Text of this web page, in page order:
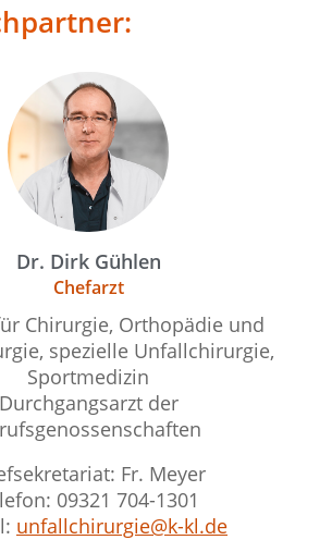
Dr. Dirk Gühlen
Chefarzt
Chirurgie, Orthopädie und
spezielle Unfallchirurgie,
Sportmedizin
Durchgangsarzt der
Fr. Meyer
09321 704-1301
unfallchirurgie@k-kl.de